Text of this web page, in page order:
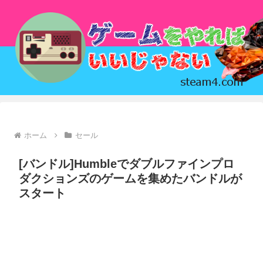
ホーム セール
[バンドル]Humbleでダブルファインプロ
ダクションズのゲームを集めたバンドルが
スタート